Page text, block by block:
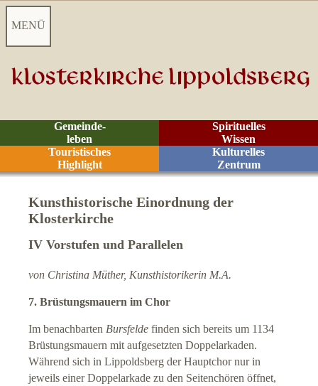
MENÜ
Startseite
Videoarchiv
Kontakt
Besucher-Informationen
Anreise
Hörführer
Führungen
Spirituelles
Wissen
Gemeinde-
leben
Kulturelles
Zentrum
Touristisches
Highlight
Kunsthistorische Einordnung der
Klosterkirche
IV Vorstufen und Parallelen
von Christina Müther, Kunsthistorikerin M.A.
7. Brüstungsmauern im Chor
Im benachbartenBursfelde finden sich bereits um 1134
Brüstungsmauern mit aufgesetzten Doppelarkaden.
Während sich in Lippoldsberg der Hauptchor nur in
jeweils einer Doppelarkade zu den Seitenchören öffnet,